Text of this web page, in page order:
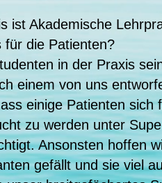
ist Akademische
für die Patienten?
in der Praxis
einem von uns
einige Patienten sich
zu werden unter
Ansonsten hoffen
gefällt und sie viel